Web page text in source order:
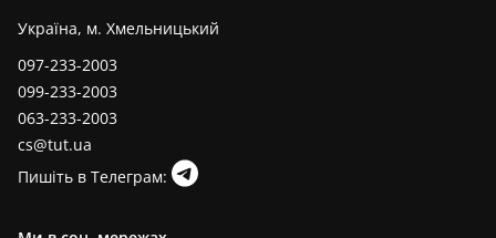
Україна, м. Хмельницький
097-233-2003
099-233-2003
063-233-2003
cs@tut.ua
Пишіть в Телеграм: